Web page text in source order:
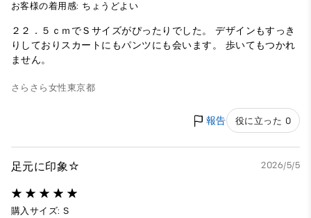
お客様の着用感: ちょうどよい
２２．５ｃｍでＳサイズがぴったりでした。 デザインもすっき
りしておりスカートにもパンツにも会います。 歩いてもつかれ
ません。
さらさら 女性東京都
報告 役に立った 0
足元に印象☆ 2026/5/5
購入サイズ: S